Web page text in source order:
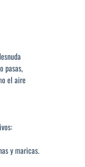
pasas,
el aire
y maricas.